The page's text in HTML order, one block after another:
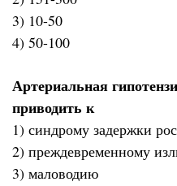
3) 10-50
4) 50-100
Артериальная
приводить к
1) синдрому задержки
2) преждевременному
3) маловодию